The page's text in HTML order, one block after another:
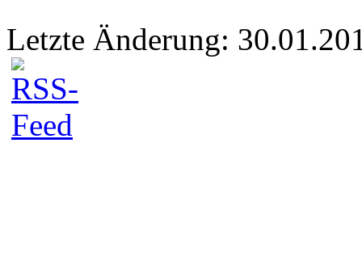
Letzte Änderung: